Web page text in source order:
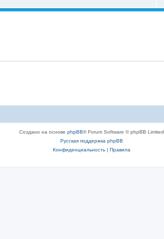
Создано на основе phpBB® Forum Software © phpBB Limited
Русская поддержка phpBB
Конфиденциальность| Правила